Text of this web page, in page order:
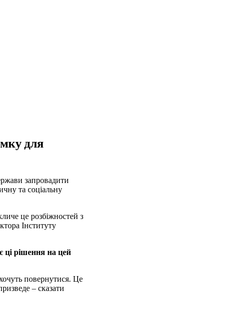
для
запровадити
та соціальну
це розбіжностей з
Інституту
ці рішення на цей
повернутися. Це
– сказати